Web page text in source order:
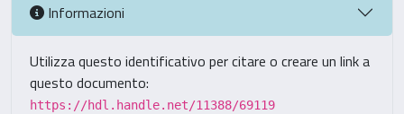
Informazioni
Utilizza questo identificativo per citare o creare un link a
questo documento:
https://hdl.handle.net/11388/69119